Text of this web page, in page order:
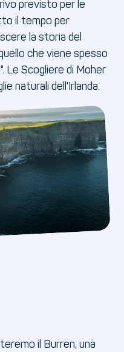
previsto per le
il tempo per
la storia del
che viene spesso
Le Scogliere di Moher
naturali dell'Irlanda.
il Burren, una